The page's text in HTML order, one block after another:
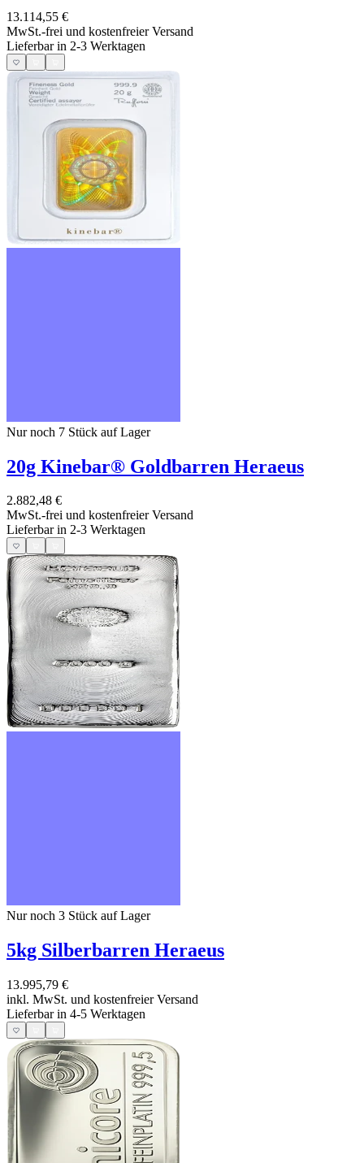
13.114,55 €
MwSt.-frei und kostenfreier Versand
Lieferbar in 2-3 Werktagen
Nur noch 7 Stück auf Lager
20g Kinebar® Goldbarren Heraeus
2.882,48 €
MwSt.-frei und kostenfreier Versand
Lieferbar in 2-3 Werktagen
Nur noch 3 Stück auf Lager
5kg Silberbarren Heraeus
13.995,79 €
inkl. MwSt. und kostenfreier Versand
Lieferbar in 4-5 Werktagen